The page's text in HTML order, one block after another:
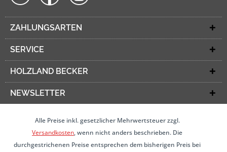
ZAHLUNGSARTEN
SERVICE
HOLZLAND BECKER
NEWSLETTER
Alle Preise inkl. gesetzlicher Mehrwertsteuer zzgl.
Versandkosten, wenn nicht anders beschrieben. Die
durchgestrichenen Preise entsprechen dem bisherigen Preis bei